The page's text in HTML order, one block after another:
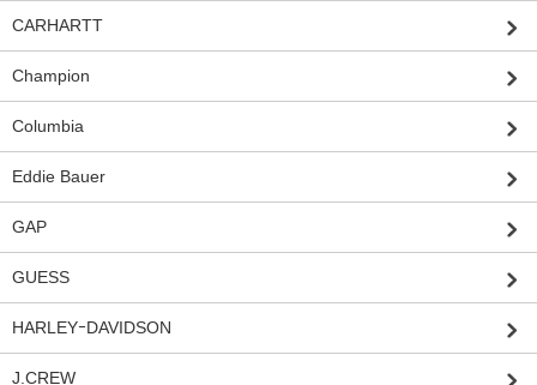
CARHARTT
Champion
Columbia
Eddie Bauer
GAP
GUESS
HARLEYｰDAVIDSON
J.CREW